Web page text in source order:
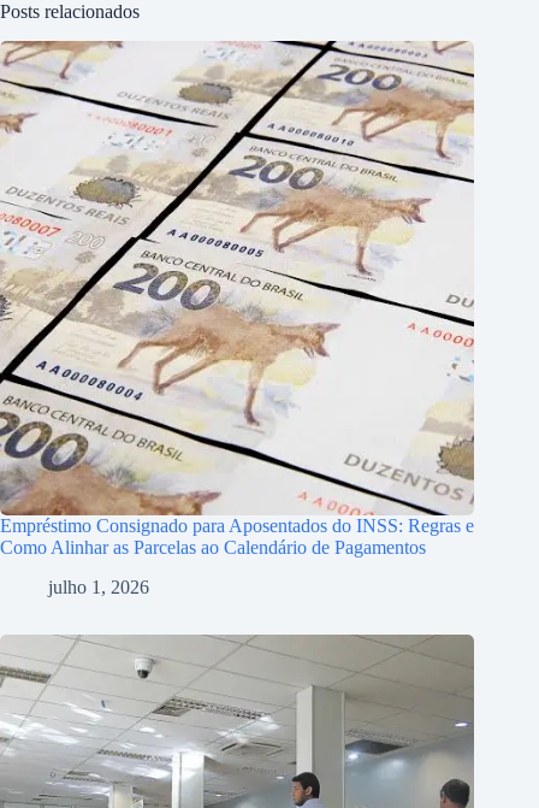
Posts relacionados
Empréstimo Consignado para Aposentados do INSS: Regras e
Como Alinhar as Parcelas ao Calendário de Pagamentos
julho 1, 2026